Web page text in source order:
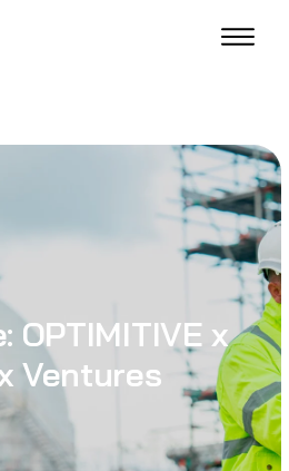
OPTIMITIVE x
Ventures